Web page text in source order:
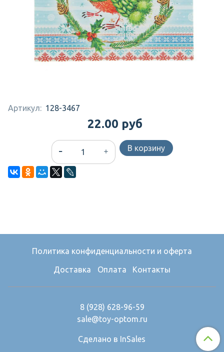
Артикул: 128-3467
22.00 руб
В корзину
Политика конфиденциальности и оферта
Доставка Оплата Контакты
8 (928) 628-96-59
sale@toy-optom.ru
Сделано в InSales